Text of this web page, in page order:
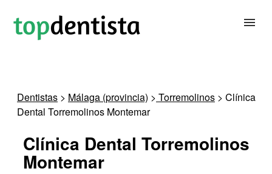
PARA CLÍNICAS DENTALES
CONTACTAR
Dentistas > Málaga (provincia) > Torremolinos > Clínica
Dental Torremolinos Montemar
Clínica Dental Torremolinos
Montemar